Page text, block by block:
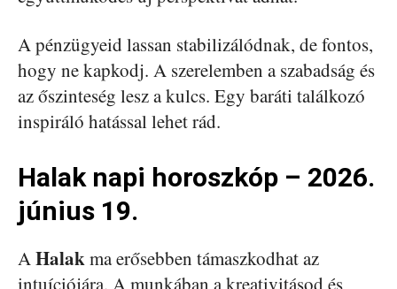
A pénzügyeid lassan stabilizálódnak, de fontos,
hogy ne kapkodj. A szerelemben a szabadság és
az őszinteség lesz a kulcs. Egy baráti találkozó
inspiráló hatással lehet rád.
Halak napi horoszkóp – 2026.
június 19.
AHalakma erősebben támaszkodhat az
intuíciójára. A munkában a kreativitásod és